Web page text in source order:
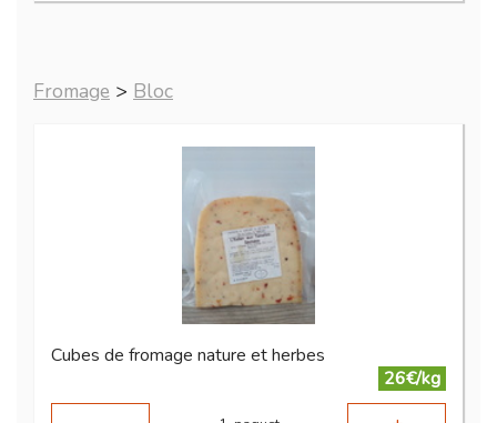
Fromage > Bloc
Cubes de fromage nature et herbes
26€/kg